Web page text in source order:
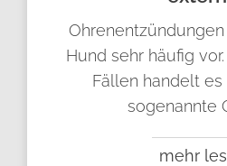
Hund sehr häufig
Fällen handelt
sogenannte
mehr